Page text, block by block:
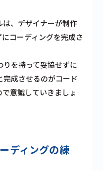
、デザイナーが制作
にコーディングを完成さ
を持って妥協せずに
成させるのがコード
意識していきましょ
ディングの練